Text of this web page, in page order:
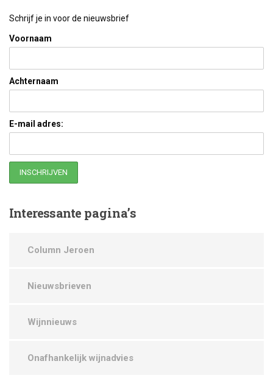
Schrijf je in voor de nieuwsbrief
Voornaam
Achternaam
E-mail adres:
Interessante pagina’s
Column Jeroen
Nieuwsbrieven
Wijnnieuws
Onafhankelijk wijnadvies